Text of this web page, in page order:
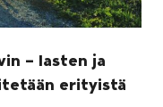
– lasten ja
erityistä